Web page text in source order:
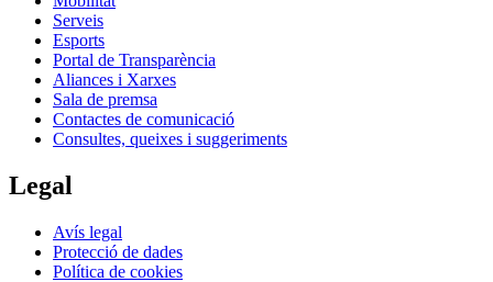
Serveis
Esports
Portal de Transparència
Aliances i Xarxes
Sala de premsa
Contactes de comunicació
Consultes, queixes i suggeriments
Legal
Avís legal
Protecció de dades
Política de cookies